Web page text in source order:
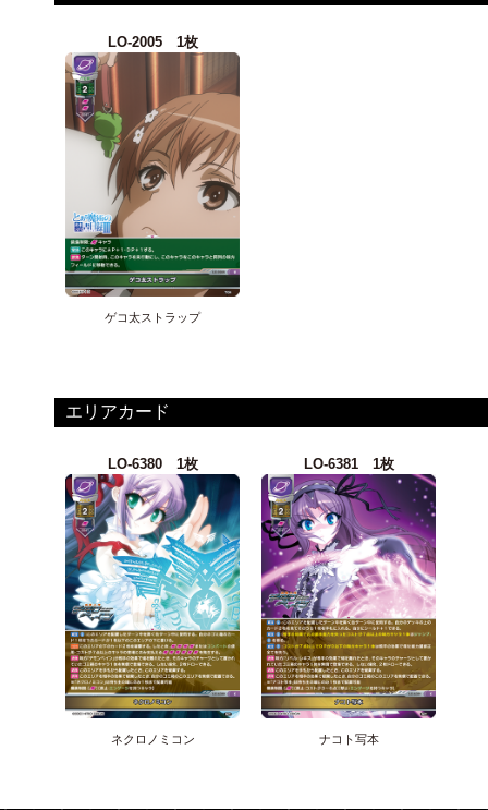
LO-2005 1枚
ゲコ太ストラップ
エリアカード
LO-6380 1枚
ネクロノミコン
LO-6381 1枚
ナコト写本